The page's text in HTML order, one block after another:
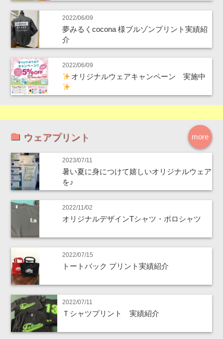
2022/06/09
夢みるくcocona 様ブルゾンプリント実績紹
介
2022/06/09
オリジナルウェアキャンペーン 実施中
more
ウェアプリント
2023/07/11
暑い夏に身につけて嬉しいオリジナルウェア
を♪
2022/11/02
オリジナルデザインTシャツ・ポロシャツ
2022/07/15
トートバック プリント実績紹介
2022/07/11
Ｔシャツプリント 実績紹介